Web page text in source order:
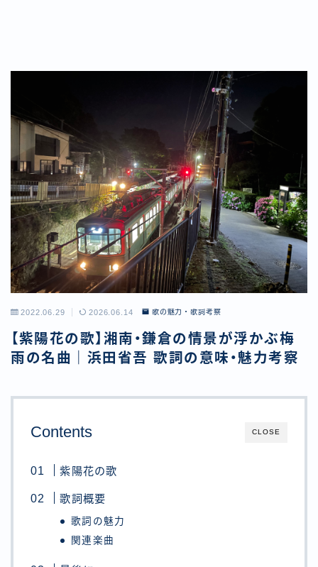
2022.06.29 2026.06.14 歌の魅力・歌詞考察
【紫陽花の歌】湘南・鎌倉の情景が浮かぶ梅
雨の名曲｜浜田省吾 歌詞の意味・魅力考察
CLOSE
Contents
紫陽花の歌
歌詞概要
歌詞の魅力
関連楽曲